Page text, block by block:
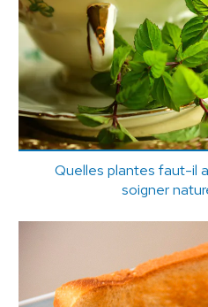
Quelles plantes faut-il
soigner